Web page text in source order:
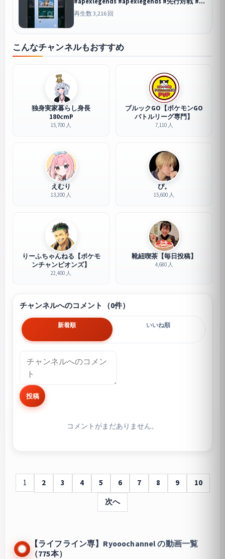
ケモンカード #ポケモンカード #ランクリー
グ
再生数 3,216 回
こんなチャンネルもおすすめ
独身実家暮らし身長
180cmP
15,700 人
ブルックGO【ポケモンGO
バトルリーグ専門】
7,110 人
えむり
13,200 人
ぴ。
15,600 人
りーふちゃんねる【ポケモ
ンチャンピオンズ】
22,400 人
靴紐喫茶【毎日投稿】
4,680 人
チャンネルへのコメント（0件）
新着順 いいね順
投稿
コメントがまだありません。
1 2 3 4 5 6 7 8 9
10
次へ
【ライフライン専】Ryooochannel の動画一覧
（775本）